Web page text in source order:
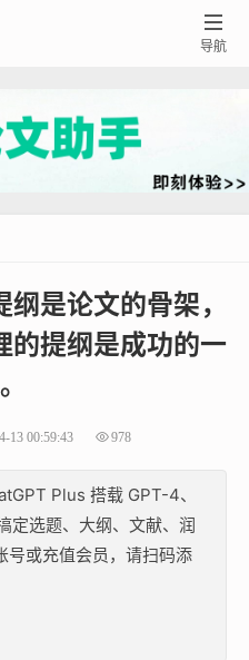

导航
是论文的骨架，
的提纲是成功的一
13 00:59:43 978
Plus 搭载 GPT-4、
定选题、大纲、文献、润
号或充值会员，请扫码添